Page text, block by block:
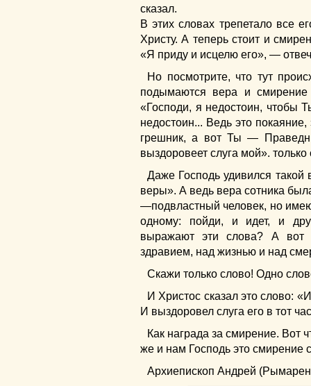
сказал.
В этих словах трепетало все
Христу. А теперь стоит и
«Я приду и исцелю его», —
Но посмотрите, что тут
подымаются вера и смирение
«Господи, я недостоин, чтобы
недостоин... Ведь это
грешник, а вот Ты —
выздоровеет слуга мой». только
Даже Господь удивился
веры». А ведь вера сотника
—подвластный человек, но
одному: пойди, и идет, и
выражают эти слова? А вот
здравием, над жизнью и над
Скажи только слово! Одно
И Христос сказал это слово:
И выздоровел слуга его в тот
Как награда за смирение. Вот
же и нам Господь это смирение
Архиепископ Андрей